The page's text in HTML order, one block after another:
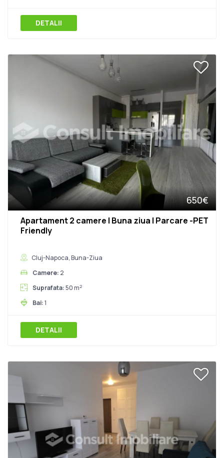
DETALII
650€
Apartament 2 camere | Buna ziua | Parcare -PET
Friendly
Cluj-Napoca, Buna-Ziua
Camere: 2
Suprafata:50 m2
Bai:1
DETALII